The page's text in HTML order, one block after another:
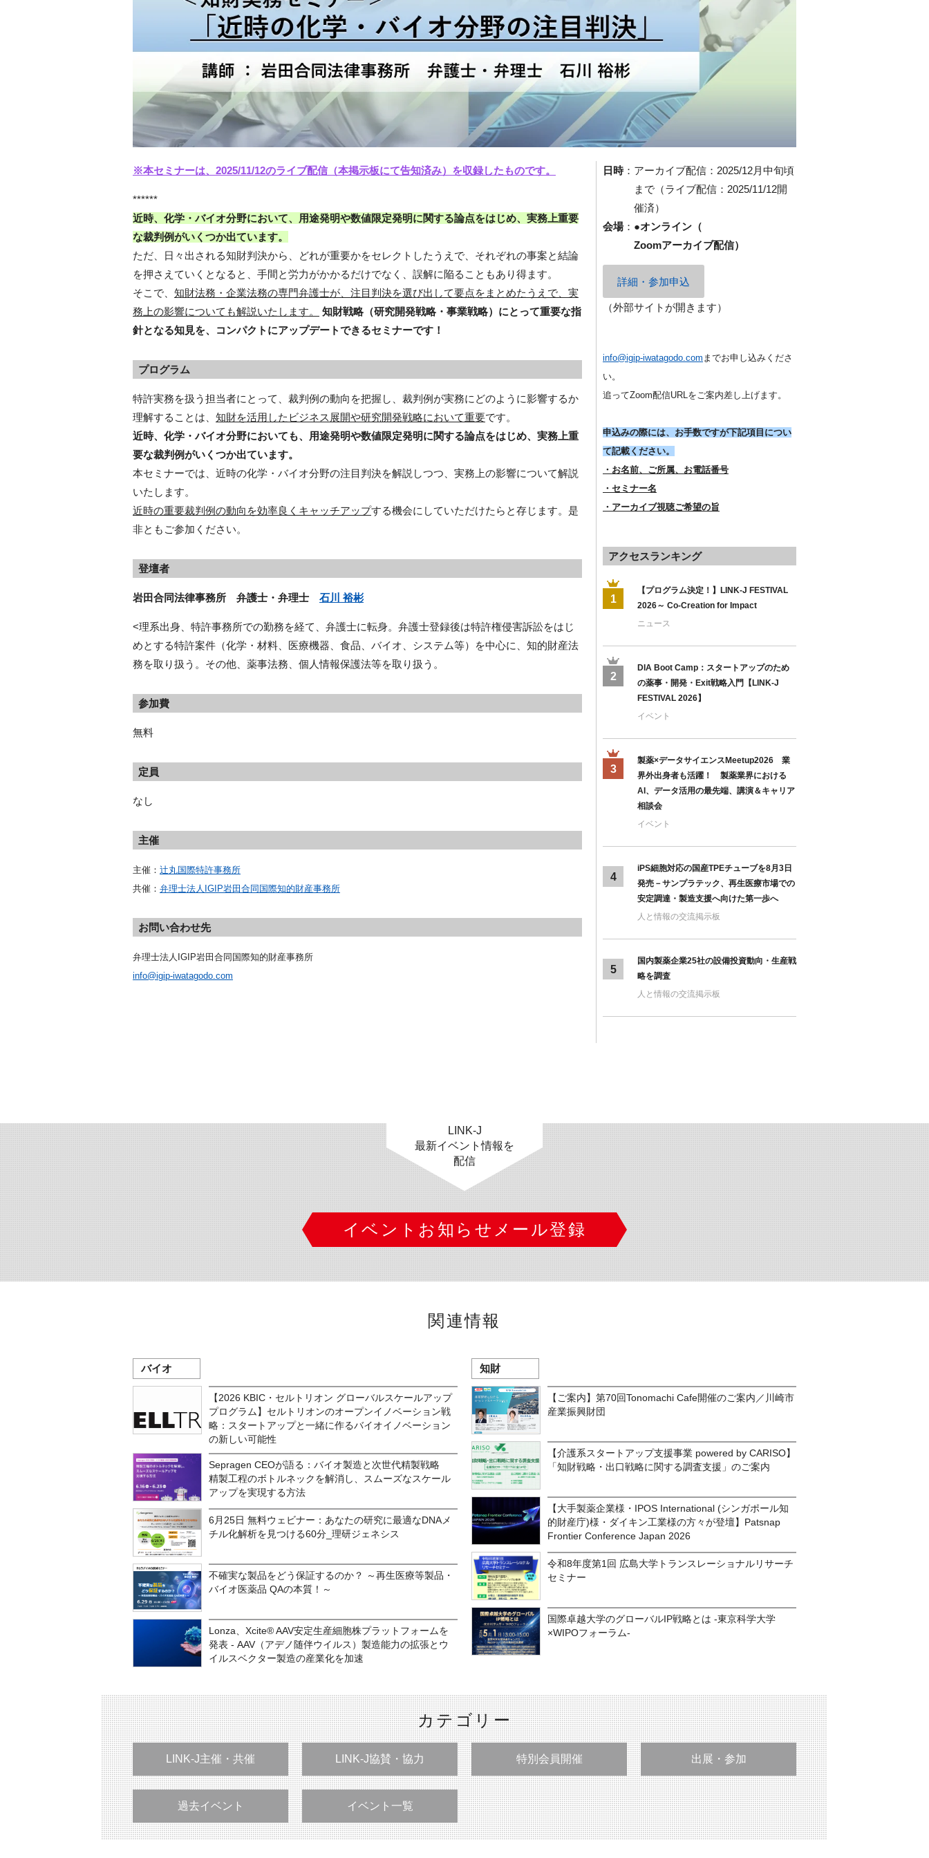
※本セミナーは、2025/11/12のライブ配信（本掲示板にて告知済み）を収録したものです。
******
近時、化学・バイオ分野において、用途発明や数値限定発明に関する論点をはじめ、実務上重要
な裁判例がいくつか出ています。
ただ、日々出される知財判決から、どれが重要かをセレクトしたうえで、それぞれの事案と結論
を押さえていくとなると、手間と労力がかかるだけでなく、誤解に陥ることもあり得ます。
そこで、 知財法務・企業法務の専門弁護士が、注目判決を選び出して要点をまとめたうえで、実
務上の影響についても解説いたします。
知財戦略（研究開発戦略・事業戦略）にとって重要な指
針となる知見を、コンパクトにアップデートできるセミナーです！
プログラム
特許実務を扱う担当者にとって、裁判例の動向を把握し、裁判例が実務にどのように影響するか
理解することは、 知財を活用したビジネス展開や研究開発戦略において重要です。
近時、化学・バイオ分野においても、用途発明や数値限定発明に関する論点をはじめ、実務上重
要な裁判例がいくつか出ています。
本セミナーでは、近時の化学・バイオ分野の注目判決を解説しつつ、実務上の影響について解説
いたします。
近時の重要裁判例の動向を効率良くキャッチアップする機会にしていただけたらと存じます。是
非ともご参加ください。
登壇者
岩田合同法律事務所 弁護士・弁理士 石川 裕彬
<理系出身、特許事務所での勤務を経て、弁護士に転身。弁護士登録後は特許権侵害訴訟をはじ
めとする特許案件（化学・材料、医療機器、食品、バイオ、システム等）を中心に、知的財産法
務を取り扱う。その他、薬事法務、個人情報保護法等を取り扱う。
参加費
無料
定員
なし
主催
主催： 辻丸国際特許事務所
共催： 弁理士法人IGIP岩田合同国際知的財産事務所
お問い合わせ先
弁理士法人IGIP岩田合同国際知的財産事務所
info@igip-iwatagodo.com
日時： アーカイブ配信：2025/12月中旬頃
まで（ライブ配信：2025/11/12開
催済）
会場： ●オンライン（
Zoomアーカイブ配信）
詳細・参加申込
（外部サイトが開きます）
info@igip-iwatagodo.com までお申し込みくださ
い。
追ってZoom配信URLをご案内差し上げます。
申込みの際には、お手数ですが下記項目につい
て記載ください。
・お名前、ご所属、お電話番号
・セミナー名
・アーカイブ視聴ご希望の旨
アクセスランキング
1
【プログラム決定！】LINK-J FESTIVAL
2026～ Co-Creation for Impact
ニュース
2
DIA Boot Camp：スタートアップのため
の薬事・開発・Exit戦略入門【LINK-J
FESTIVAL 2026】
イベント
3
製薬×データサイエンスMeetup2026 業
界外出身者も活躍！ 製薬業界における
AI、データ活用の最先端、講演＆キャリア
相談会
イベント
4
iPS細胞対応の国産TPEチューブを8月3日
発売－サンプラテック、再生医療市場での
安定調達・製造支援へ向けた第一歩へ
人と情報の交流掲示板
5
国内製薬企業25社の設備投資動向・生産戦
略を調査
人と情報の交流掲示板
LINK-J
最新イベント情報を
配信
イベントお知らせメール登録
関連情報
バイオ
【2026 KBIC・セルトリオン グローバルスケールアップ
プログラム】セルトリオンのオープンイノベーション戦
略：スタートアップと一緒に作るバイオイノベーション
の新しい可能性
Sepragen CEOが語る：バイオ製造と次世代精製戦略
精製工程のボトルネックを解消し、スムーズなスケール
アップを実現する方法
6月25日 無料ウェビナー：あなたの研究に最適なDNAメ
チル化解析を見つける60分_理研ジェネシス
不確実な製品をどう保証するのか？ ～再生医療等製品・
バイオ医薬品 QAの本質！～
Lonza、Xcite® AAV安定生産細胞株プラットフォームを
発表 - AAV（アデノ随伴ウイルス）製造能力の拡張とウ
イルスベクター製造の産業化を加速
知財
【ご案内】第70回Tonomachi Cafe開催のご案内／川崎市
産業振興財団
【介護系スタートアップ支援事業 powered by CARISO】
「知財戦略・出口戦略に関する調査支援」のご案内
【大手製薬企業様・IPOS International (シンガポール知
的財産庁)様・ダイキン工業様の方々が登壇】Patsnap
Frontier Conference Japan 2026
令和8年度第1回 広島大学トランスレーショナルリサーチ
セミナー
国際卓越大学のグローバルIP戦略とは -東京科学大学
×WIPOフォーラム-
カテゴリー
LINK-J主催・共催 LINK-J協賛・協力 特別会員開催 出展・参加
過去イベント イベント一覧